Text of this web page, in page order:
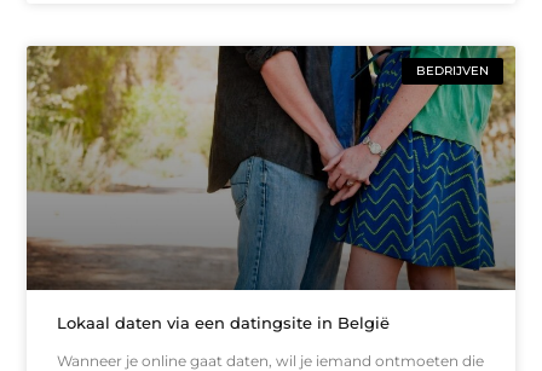
BEDRIJVEN
Lokaal daten via een datingsite in België
Wanneer je online gaat daten, wil je iemand ontmoeten die